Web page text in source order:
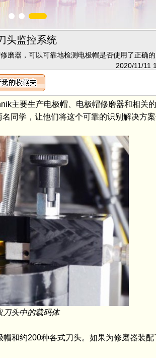
头监控系统
磨器，可以可靠地检测电极帽是否使用了正确
2020/11/11
主要生产电极帽、电极帽修磨器和相关
同学，让他们将这个可靠的识别解决方
刀头中的载码体
和约200种各式刀头。如果为修磨器装配